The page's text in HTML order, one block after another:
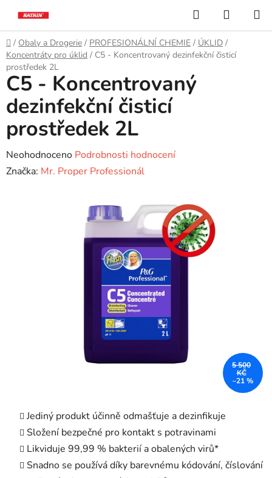
obsah
Hledat
KOŠÍK
Domů
/ Obaly a Drogerie / PROFESIONÁLNÍ CHEMIE / ÚKLID /
Koncentráty pro úklid / C5 - Koncentrovaný dezinfekční čisticí
prostředek 2L
Jediný produkt účinně odmašťuje a dezinfikuje
Složení bezpečné pro kontakt s potravinami
Likviduje 99,99 % bakterií a obalených virů*
Snadno se používá díky barevnému kódování, číslování
C5 - Koncentrovaný
dezinfekční čisticí
prostředek 2L
Průměrné
hodnocení
Neohodnoceno Podrobnosti hodnocení
Značka: Mr. Proper Professionál
5 500
KČ
–21 %